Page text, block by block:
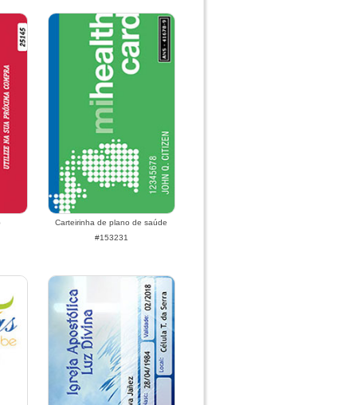
Carteirinha de plano de saúde
#153231